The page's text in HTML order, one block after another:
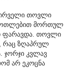
თოვლი
ფოთლებით მორთულ
ფარავდა. თოვლი
რაც ზღაპრულ
ჯორჯი კვლავ
არ ეკოცნა